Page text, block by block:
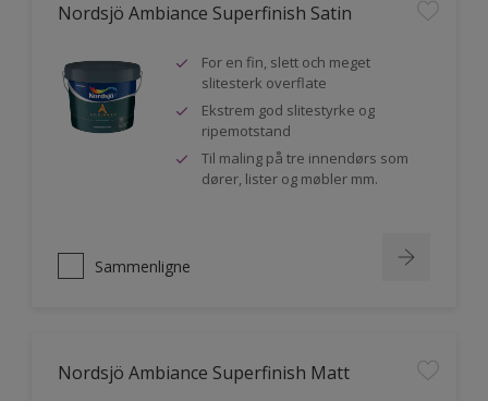
Nordsjö Ambiance Superfinish Satin
For en fin, slett och meget
slitesterk overflate
Ekstrem god slitestyrke og
ripemotstand
Til maling på tre innendørs som
dører, lister og møbler mm.
Sammenligne
Nordsjö Ambiance Superfinish Matt